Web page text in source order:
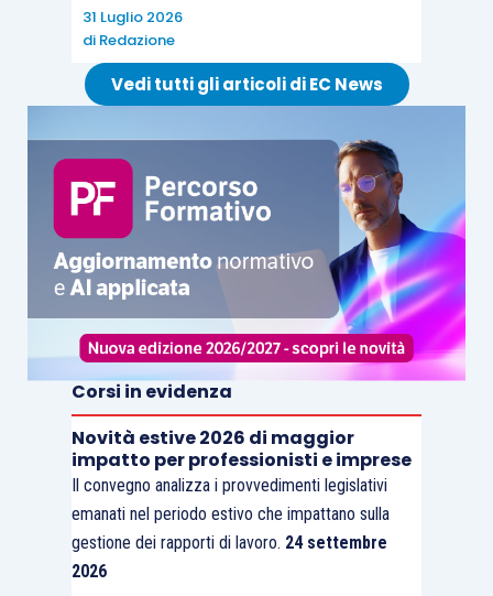
31 Luglio 2026
di Redazione
Vedi tutti gli articoli di EC News
Corsi in evidenza
Novità estive 2026 di maggior
impatto per professionisti e imprese
Il convegno analizza i provvedimenti legislativi
emanati nel periodo estivo che impattano sulla
gestione dei rapporti di lavoro. 24 settembre
2026